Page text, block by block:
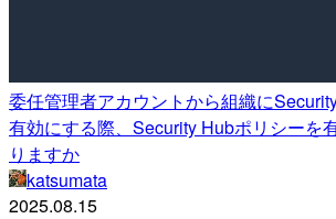
委任管理者アカウントから組織に
有効にする際、Security Hubポリシーを
りますか
katsumata
2025.08.15